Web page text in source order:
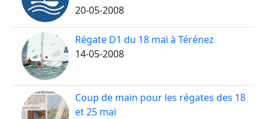
20-05-2008
Régate D1 du 18 mai à Térénez
14-05-2008
Coup de main pour les régates des 18
et 25 mai